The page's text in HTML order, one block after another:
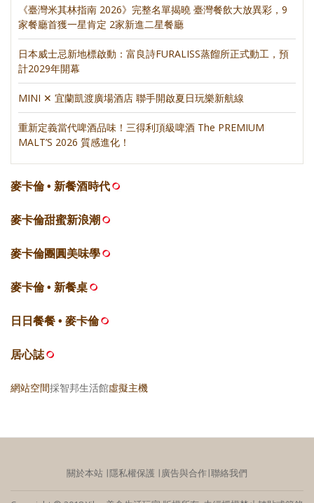
《臺灣米其林指南 2026》完整名單揭曉 臺灣餐飲大放異彩，9
家餐廳首獲一星肯定 2家新進二星餐廳
日本威士忌新地標啟動：富良詩FURALISS蒸餾所正式動工，預
計2029年開幕
MINI ✕ 宜蘭凱渡廣場酒店 聯手開啟夏日玩樂新航線
重新定義當代啤酒品味！三得利頂級啤酒 The PREMIUM
MALT’S 2026 質感進化！
麥卡倫 • 新餐酒時代
麥卡倫甜蜜新浪潮
麥卡倫團圓美味學
麥卡倫 • 新餐桌
日日餐餐 • 麥卡倫
居心誌
網站空間採智邦生活館虛擬主機
關於本站 ∣隱私權保護 ∣廣告與合作∣聯絡我們